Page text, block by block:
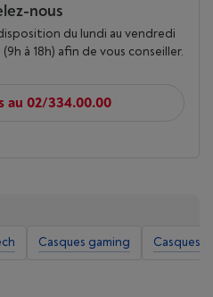
nous
du lundi au vendredi
à 18h) afin de vous conseiller.
au 02/334.00.00
Casques gaming Casques